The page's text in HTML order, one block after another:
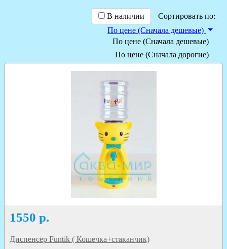
В наличии
Сортировать по:
По цене (Сначала дешевые)
По цене (Сначала дешевые)
По цене (Сначала дорогие)
1550 р.
Диспенсер Funtik ( Кошечка+стаканчик)